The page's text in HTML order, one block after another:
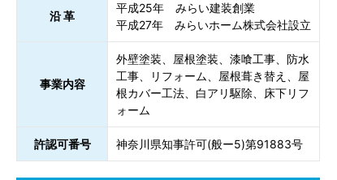
沿 革
平成25年 みらい建装創業
平成27年 みらいホーム株式会社設立
事業内容
外壁塗装、屋根塗装、漆喰工事、防水
工事、リフォーム、屋根葺き替え、屋
根カバー工法、白アリ駆除、床下リフ
ォーム
許認可番号 神奈川県知事許可(般ー5)第91883号